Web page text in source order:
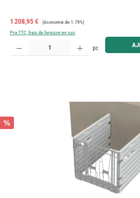
Prix de vente :
1 208,95 € Prix régulier :
(économie de 1.79%)
Prix TTC, frais de livraison en sus
Quantité de produit : Entrez la quantité souhaitée ou
pc
%